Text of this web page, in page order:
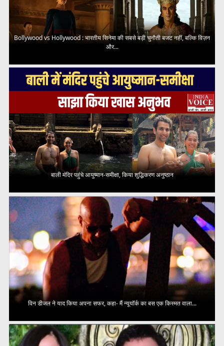
Bollywood vs Hollywood : भारतीय सिनेमा की सबसे बड़ी चुनौती बजट नहीं, बल्कि विज़न
और...
बाली मंदिर पहुंचे आयुष्मान-समीक्षा, किया शुद्धिकरण अनुष्ठान
विन डीजल ने याद किया अपना सफर, कहा- मैं न्यूयॉर्क का बस एक किस्मत वाला...